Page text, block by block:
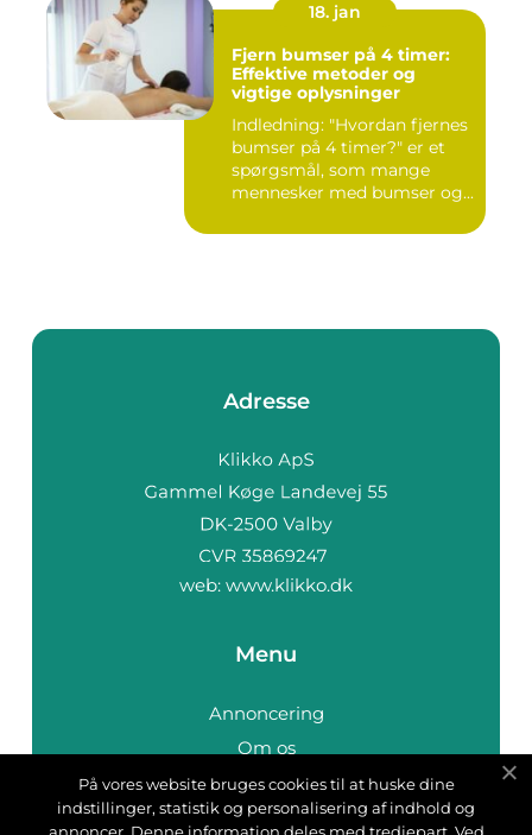
18. jan
Fjern bumser på 4 timer:
Effektive metoder og
vigtige oplysninger
Indledning: "Hvordan fjernes
bumser på 4 timer?" er et
spørgsmål, som mange
mennesker med bumser og...
Adresse
web: www.klikko.dk
Menu
Annoncering
Om os
Cookies
Kontakt os
På vores website bruges cookies til at huske dine
indstillinger, statistik og personalisering af indhold og